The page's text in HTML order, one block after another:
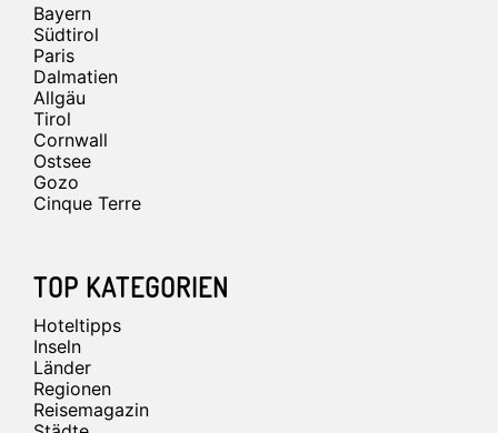
Bayern
Südtirol
Paris
Dalmatien
Allgäu
Tirol
Cornwall
Ostsee
Gozo
Cinque Terre
TOP KATEGORIEN
Hoteltipps
Inseln
Länder
Regionen
Reisemagazin